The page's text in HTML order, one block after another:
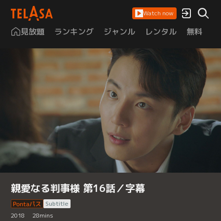
Watch now
見放題 ランキング ジャンル レンタル 無料
親愛なる判事様 第16話／字幕
Subtitle
2018
28mins